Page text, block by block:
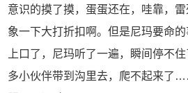
意识的摸了摸，蛋蛋还在，哇靠，
象一下大打折扣啊。但是尼玛要命
上口了，尼玛听了一遍，瞬间停不
多小伙伴带到沟里去，爬不起来了